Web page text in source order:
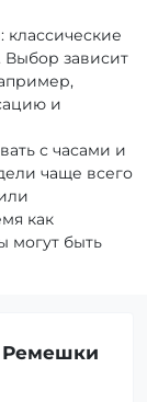
классические
Выбор зависит
и
с часами и
чаще всего
как
могут быть
Ремешки